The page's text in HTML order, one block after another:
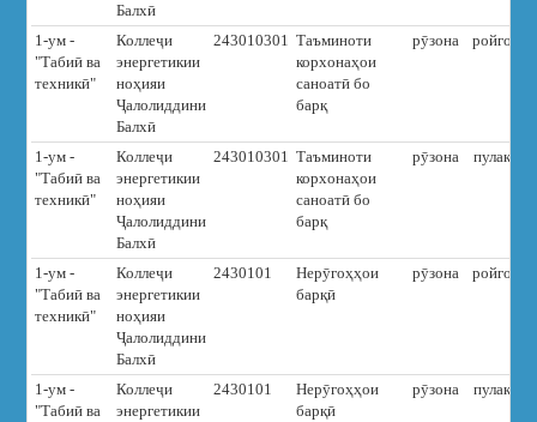
Балхӣ
1-ум -
"Табиӣ ва
техникӣ"
Коллеҷи
энергетикии
ноҳияи
Ҷалолиддини
Балхӣ
243010301 Таъминоти
корхонаҳои
саноатӣ бо
барқ
рӯзона ройгон
1-ум -
"Табиӣ ва
техникӣ"
Коллеҷи
энергетикии
ноҳияи
Ҷалолиддини
Балхӣ
243010301 Таъминоти
корхонаҳои
саноатӣ бо
барқ
рӯзона пулакӣ
1-ум -
"Табиӣ ва
техникӣ"
Коллеҷи
энергетикии
ноҳияи
Ҷалолиддини
Балхӣ
2430101
Нерӯгоҳҳои
барқӣ
рӯзона ройгон
1-ум -
"Табиӣ ва
Коллеҷи
энергетикии
2430101
Нерӯгоҳҳои
барқӣ
рӯзона пулакӣ